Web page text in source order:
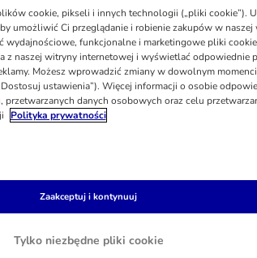
Purizon Kitten, bez zbóż, 6 x
70 g
Filet z kurczaka z łososiem
cookie, pikseli i innych technologii („pliki cookie”).
umożliwić Ci przeglądanie i robienie zakupów w naszej
wydajnościowe, funkcjonalne i marketingowe pliki
z naszej witryny internetowej i wyświetlać odpowiednie
Możesz wprowadzić zmiany w dowolnym
ustawienia”). Więcej informacji o osobie
przetwarzanych danych osobowych oraz celu
Polityka prywatności
Tylko niezbędne pliki cookie
Zaakceptuj i kontynuuj